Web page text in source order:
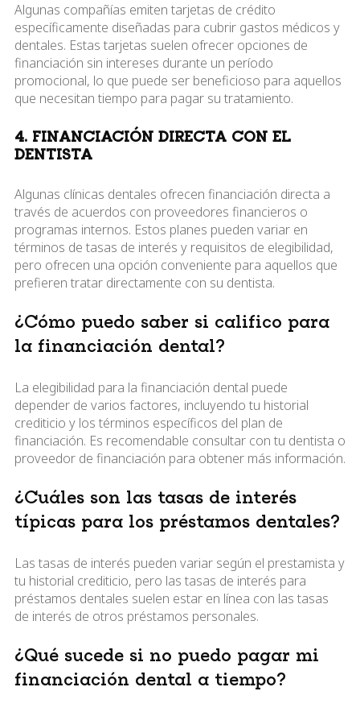
Algunas compañías emiten tarjetas de crédito
específicamente diseñadas para cubrir gastos médicos y
dentales. Estas tarjetas suelen ofrecer opciones de
financiación sin intereses durante un período
promocional, lo que puede ser beneficioso para aquellos
que necesitan tiempo para pagar su tratamiento.
4. FINANCIACIÓN DIRECTA CON EL
DENTISTA
Algunas clínicas dentales ofrecen financiación directa a
través de acuerdos con proveedores financieros o
programas internos. Estos planes pueden variar en
términos de tasas de interés y requisitos de elegibilidad,
pero ofrecen una opción conveniente para aquellos que
prefieren tratar directamente con su dentista.
¿Cómo puedo saber si califico para
la financiación dental?
La elegibilidad para la financiación dental puede
depender de varios factores, incluyendo tu historial
crediticio y los términos específicos del plan de
financiación. Es recomendable consultar con tu dentista o
proveedor de financiación para obtener más información.
¿Cuáles son las tasas de interés
típicas para los préstamos dentales?
Las tasas de interés pueden variar según el prestamista y
tu historial crediticio, pero las tasas de interés para
préstamos dentales suelen estar en línea con las tasas
de interés de otros préstamos personales.
¿Qué sucede si no puedo pagar mi
financiación dental a tiempo?